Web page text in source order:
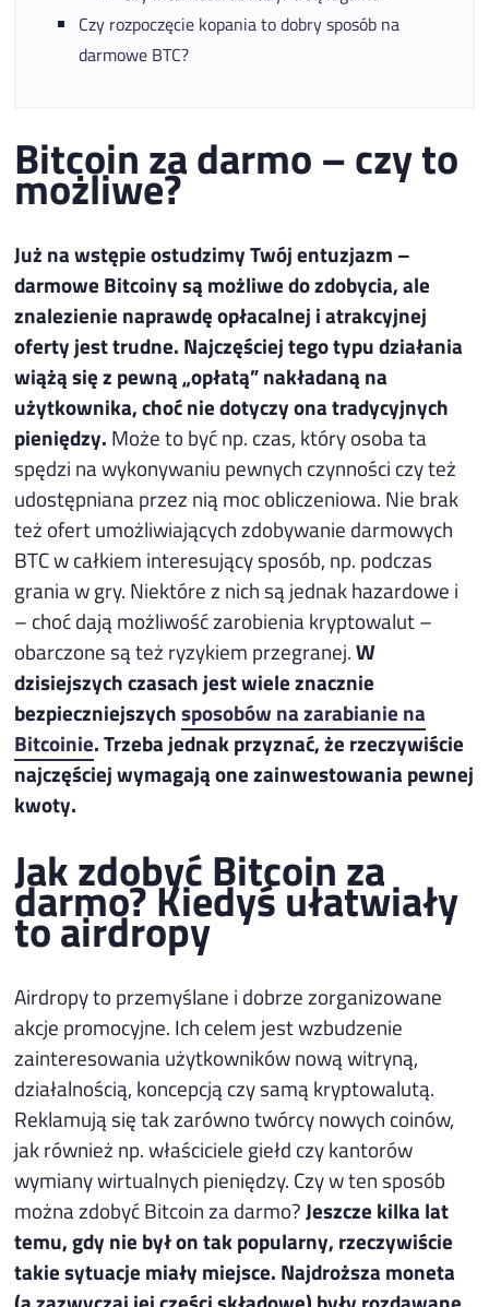
Czy rozpoczęcie kopania to dobry sposób na
darmowe BTC?
Bitcoin za darmo – czy to
możliwe?
Już na wstępie ostudzimy Twój entuzjazm –
darmowe Bitcoiny są możliwe do zdobycia, ale
znalezienie naprawdę opłacalnej i atrakcyjnej
oferty jest trudne. Najczęściej tego typu działania
wiążą się z pewną „opłatą” nakładaną na
użytkownika, choć nie dotyczy ona tradycyjnych
pieniędzy. Może to być np. czas, który osoba ta
spędzi na wykonywaniu pewnych czynności czy też
udostępniana przez nią moc obliczeniowa. Nie brak
też ofert umożliwiających zdobywanie darmowych
BTC w całkiem interesujący sposób, np. podczas
grania w gry. Niektóre z nich są jednak hazardowe i
– choć dają możliwość zarobienia kryptowalut –
obarczone są też ryzykiem przegranej.W
dzisiejszych czasach jest wiele znacznie
bezpieczniejszychsposobów na zarabianie na
Bitcoinie. Trzeba jednak przyznać, że rzeczywiście
najczęściej wymagają one zainwestowania pewnej
kwoty.
Jak zdobyć Bitcoin za
darmo? Kiedyś ułatwiały
to airdropy
Airdropy to przemyślane i dobrze zorganizowane
akcje promocyjne. Ich celem jest wzbudzenie
zainteresowania użytkowników nową witryną,
działalnością, koncepcją czy samą kryptowalutą.
Reklamują się tak zarówno twórcy nowych coinów,
jak również np. właściciele giełd czy kantorów
wymiany wirtualnych pieniędzy. Czy w ten sposób
można zdobyć Bitcoin za darmo?Jeszcze kilka lat
temu, gdy nie był on tak popularny, rzeczywiście
takie sytuacje miały miejsce. Najdroższa moneta